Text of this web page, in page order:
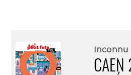
Inconnu
CAEN